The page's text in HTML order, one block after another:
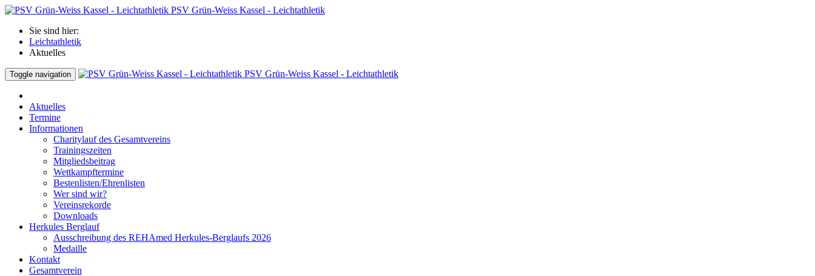
PSV Grün-Weiss Kassel - Leichtathletik
Sie sind hier:
Leichtathletik
Aktuelles
Toggle navigation PSV Grün-Weiss Kassel - Leichtathletik
Aktuelles
Termine
Informationen
Charitylauf des Gesamtvereins
Trainingszeiten
Mitgliedsbeitrag
Wettkampftermine
Bestenlisten/Ehrenlisten
Wer sind wir?
Vereinsrekorde
Downloads
Herkules Berglauf
Ausschreibung des REHAmed Herkules-Berglaufs 2026
Medaille
Kontakt
Gesamtverein